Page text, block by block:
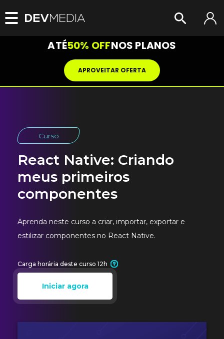
ATÉ50% OFFNOS PLANOS
APROVEITAR OFERTA
Curso
React Native: Criando
meus primeiros
componentes
Aprenda neste curso a criar, importar, exportar e
estilizar componentes no React Native.
Iniciar agora
Carga horária deste curso 12h